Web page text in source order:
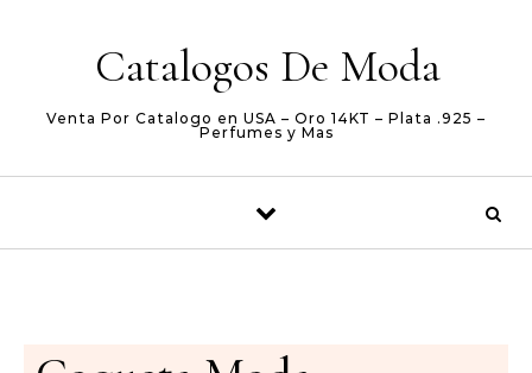
Catalogos De Moda
Venta Por Catalogo en USA – Oro 14KT – Plata .925 –
Perfumes y Mas